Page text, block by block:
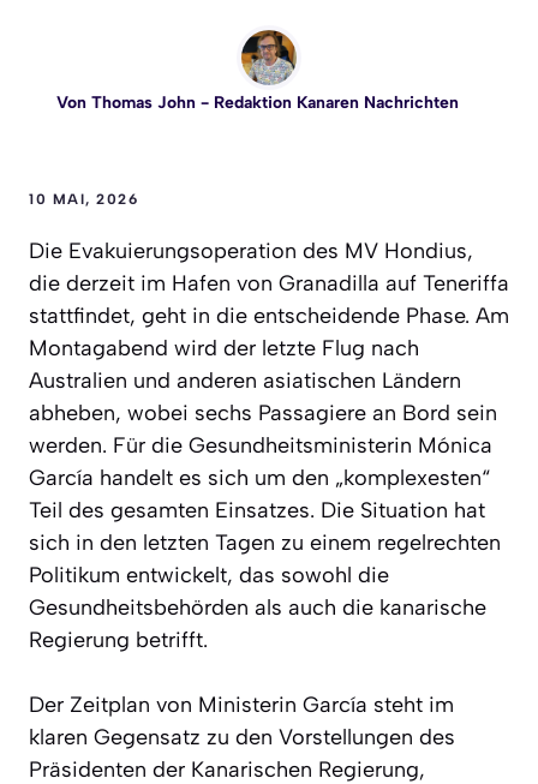
Von Thomas John- Redaktion Kanaren Nachrichten
10 MAI, 2026
Die Evakuierungsoperation des MV Hondius,
die derzeit im Hafen von Granadilla auf Teneriffa
stattfindet, geht in die entscheidende Phase. Am
Montagabend wird der letzte Flug nach
Australien und anderen asiatischen Ländern
abheben, wobei sechs Passagiere an Bord sein
werden. Für die Gesundheitsministerin Mónica
García handelt es sich um den „komplexesten“
Teil des gesamten Einsatzes. Die Situation hat
sich in den letzten Tagen zu einem regelrechten
Politikum entwickelt, das sowohl die
Gesundheitsbehörden als auch die kanarische
Regierung betrifft.
Der Zeitplan von Ministerin García steht im
klaren Gegensatz zu den Vorstellungen des
Präsidenten der Kanarischen Regierung,